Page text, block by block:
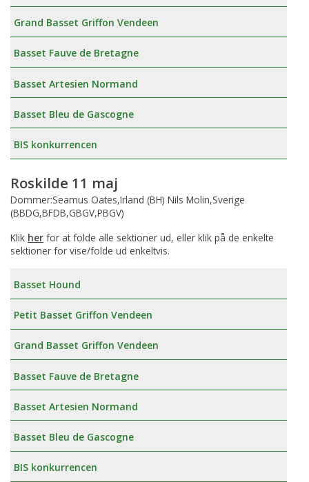
Grand Basset Griffon Vendeen
Basset Fauve de Bretagne
Basset Artesien Normand
Basset Bleu de Gascogne
BIS konkurrencen
Roskilde 11 maj
Dommer:Seamus Oates,Irland (BH) Nils Molin,Sverige
(BBDG,BFDB,GBGV,PBGV)
Klik her for at folde alle sektioner ud, eller klik på de enkelte
sektioner for vise/folde ud enkeltvis.
Basset Hound
Petit Basset Griffon Vendeen
Grand Basset Griffon Vendeen
Basset Fauve de Bretagne
Basset Artesien Normand
Basset Bleu de Gascogne
BIS konkurrencen